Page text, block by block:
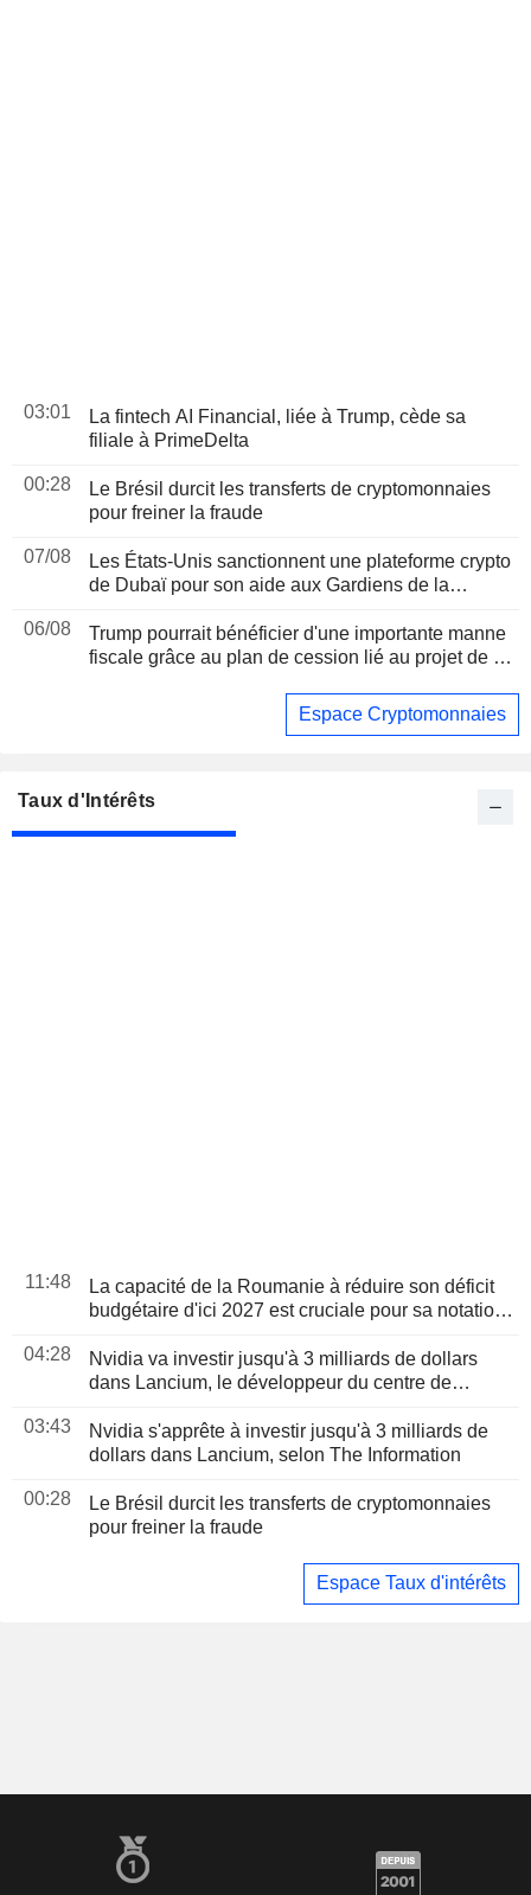
03:01
La fintech AI Financial, liée à Trump, cède sa
filiale à PrimeDelta
00:28
Le Brésil durcit les transferts de cryptomonnaies
pour freiner la fraude
07/08
Les États-Unis sanctionnent une plateforme crypto
de Dubaï pour son aide aux Gardiens de la
06/08
Trump pourrait bénéficier d'une importante manne
fiscale grâce au plan de cession lié au projet de loi
Espace Cryptomonnaies
Taux d'Intérêts
11:48
La capacité de la Roumanie à réduire son déficit
budgétaire d'ici 2027 est cruciale pour sa notation,
04:28
Nvidia va investir jusqu'à 3 milliards de dollars
dans Lancium, le développeur du centre de
03:43
Nvidia s'apprête à investir jusqu'à 3 milliards de
dollars dans Lancium, selon The Information
00:28
Le Brésil durcit les transferts de cryptomonnaies
pour freiner la fraude
Espace Taux d'intérêts